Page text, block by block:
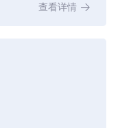
查看详情